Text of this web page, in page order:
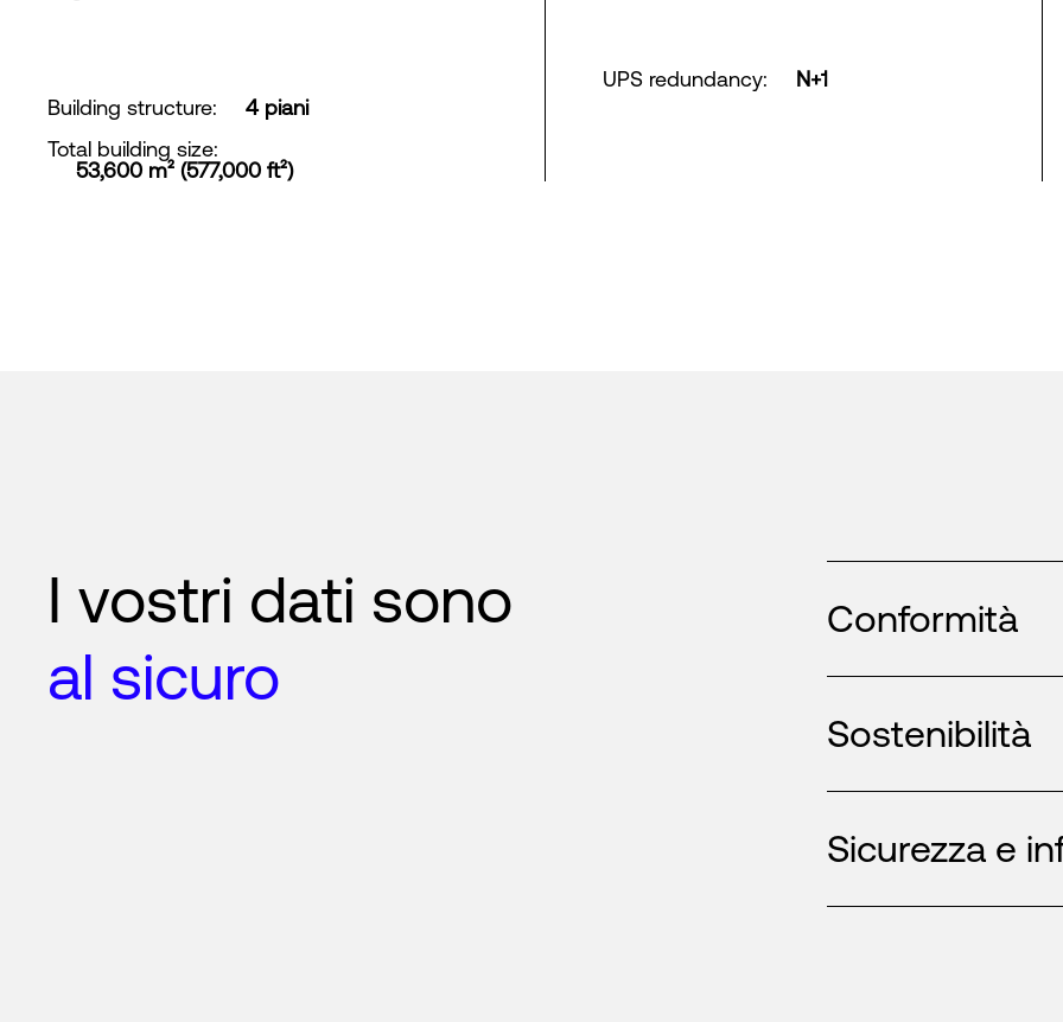
Building structure:
4 piani
Total building size:
53,600 m² (577,000 ft²)
UPS redundancy: N+1
I vostri dati sono
al sicuro
Conformità
Sostenibilità
Sicurezza e